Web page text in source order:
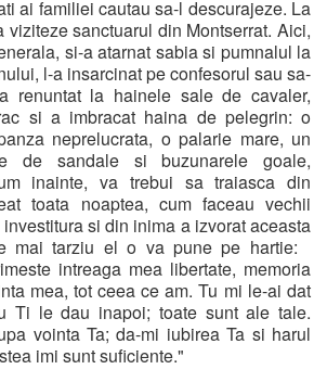
ai familiei cautau sa-l descurajeze. La
viziteze sanctuarul din Montserrat. Aici,
si-a atarnat sabia si pumnalul la
l-a insarcinat pe confesorul sau sa-
renuntat la hainele sale de cavaler,
si a imbracat haina de pelegrin: o
neprelucrata, o palarie mare, un
de sandale si buzunarele goale,
inainte, va trebui sa traiasca din
toata noaptea, cum faceau vechii
si din inima a izvorat aceasta
mai tarziu el o va pune pe hartie:
intreaga mea libertate, memoria
mea, tot ceea ce am. Tu mi le-ai dat
Ti le dau inapoi; toate sunt ale tale.
vointa Ta; da-mi iubirea Ta si harul
imi sunt suficiente."